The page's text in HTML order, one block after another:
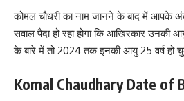
कोमल चौधरी का नाम जानने के बाद में
सवाल पैदा हो रहा होगा कि आखिरकार
के बारे में तो 2024 तक इनकी आयु 25 वर्ष हो
Komal Chaudhary Date of